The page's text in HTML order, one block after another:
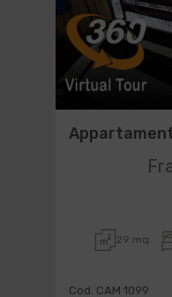
29 mq
Cod. CAM 1099